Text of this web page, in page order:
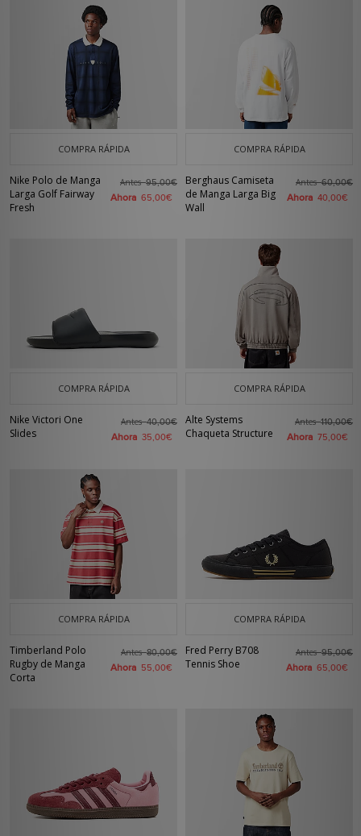
COMPRA RÁPIDA
Nike Polo de Manga
Larga Golf Fairway
Fresh
Antes95,00€
Ahora 65,00€
COMPRA RÁPIDA
Berghaus Camiseta
de Manga Larga Big
Wall
Antes60,00€
Ahora 40,00€
COMPRA RÁPIDA
Nike Victori One
Slides
Antes40,00€
Ahora 35,00€
COMPRA RÁPIDA
Alte Systems
Chaqueta Structure
Antes110,00€
Ahora 75,00€
COMPRA RÁPIDA
Timberland Polo
Rugby de Manga
Corta
Antes80,00€
Ahora 55,00€
COMPRA RÁPIDA
Fred Perry B708
Tennis Shoe
Antes95,00€
Ahora 65,00€